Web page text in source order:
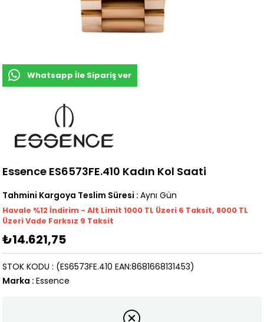
Whatsapp İle Sipariş ver
Essence ES6573FE.410 Kadın Kol Saati
Tahmini Kargoya Teslim Süresi : Aynı Gün
Havale %12 İndirim - Alt Limit 1000 TL Üzeri 6 Taksit, 8000 TL
Üzeri Vade Farksız 9 Taksit
₺14.621,75
(ES6573FE.410 EAN:8681668131453)
STOK KODU
Marka : Essence